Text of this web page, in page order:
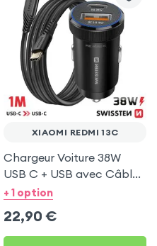
XIAOMI REDMI 13C
Chargeur Voiture 38W
USB C + USB avec Câble
type C Swissten pour
+ 1 option
22,90 €